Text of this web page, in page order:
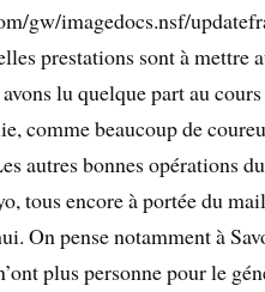
gw/imagedocs.nsf/
prestations sont à mettre
lu quelque part au
comme beaucoup de
autres bonnes opérations
tous encore à portée du
On pense notamment à
plus personne pour le